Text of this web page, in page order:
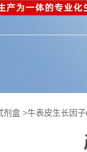
剂盒 >牛表皮生长因